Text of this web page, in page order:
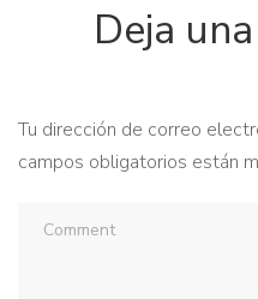
Deja
Tu dirección de correo
campos obligatorios están